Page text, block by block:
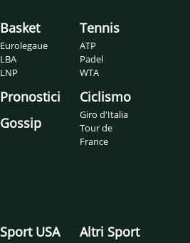
Basket
Eurolegaue
LBA
LNP
Pronostici
Gossip
Tennis
ATP
Padel
WTA
Ciclismo
Giro d'Italia
Tour de
France
Sport USA Altri Sport